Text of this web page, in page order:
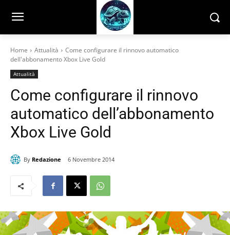
Home Attualità
Come configurare il rinnovo automatico
dell'abbonamento Xbox Live Gold
Attualità
Come configurare il rinnovo
automatico dell’abbonamento
Xbox Live Gold
By Redazione 6 Novembre 2014